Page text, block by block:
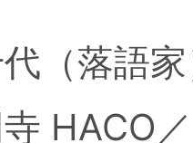
（落語家
HACO